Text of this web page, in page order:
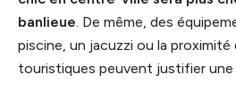
banlieue. De même, des
piscine, un jacuzzi ou la
touristiques peuvent justifier une